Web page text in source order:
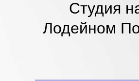
Студия
Лодейном